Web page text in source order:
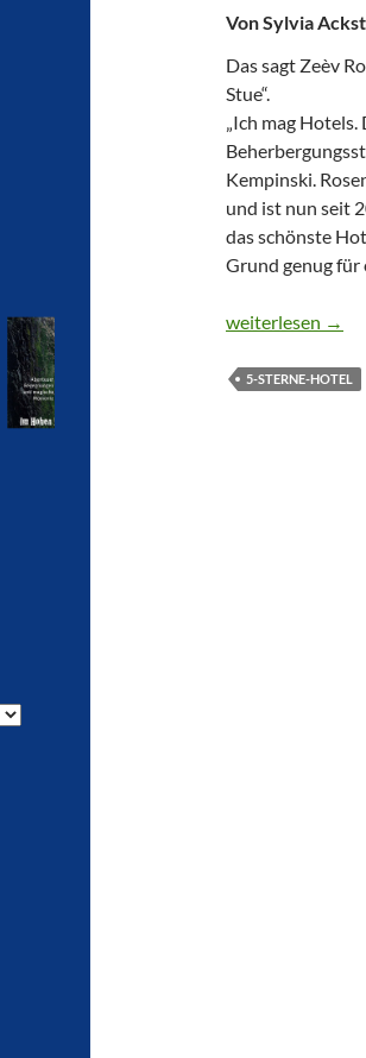
Von Sylvia
Das sagt Zeèv
Stue“.
„Ich mag
Kempinski.
und ist nun seit
das schönste
Grund genug
ICH HABE EIN
weiterlesen →
5-STERNE-HOTEL